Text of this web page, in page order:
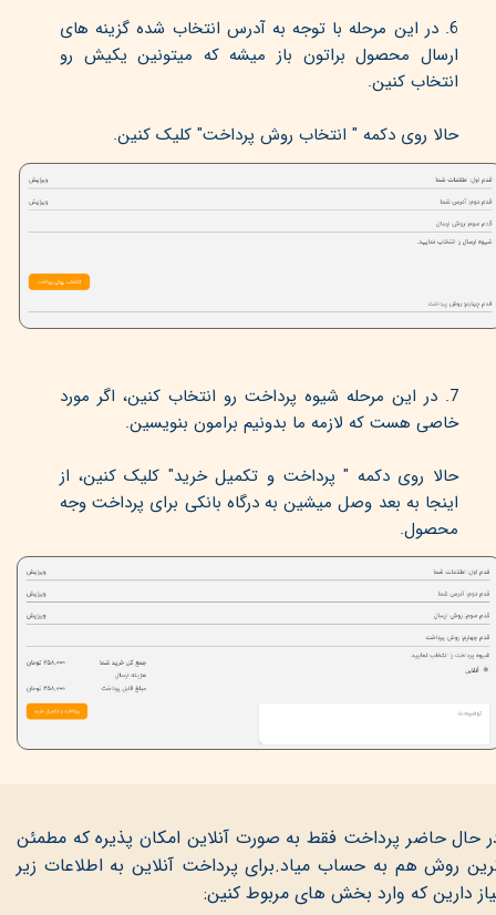
6. در این مرحله با توجه به آدرس انتخاب شده گزینه های
ارسال محصول براتون باز میشه که میتونین یکیش رو
انتخاب کنین.
حالا روی دکمه " انتخاب روش پرداخت" کلیک کنین.
7. در این مرحله شیوه پرداخت رو انتخاب کنین، اگر مورد
خاصی هست که لازمه ما بدونیم برامون بنویسین.
حالا روی دکمه " پرداخت و تکمیل خرید" کلیک کنین، از
اینجا به بعد وصل میشین به درگاه بانکی برای پرداخت وجه
محصول.
حال حاضر پرداخت فقط به صورت آنلاین امکان پذیره که مطمئن
روش هم به حساب میاد.برای پرداخت آنلاین به اطلاعات زیر
دارین که وارد بخش های مربوط کنین: